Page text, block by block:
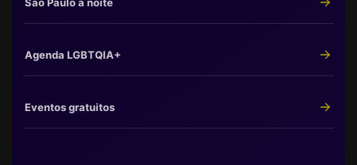
Agenda LGBTQIA+
Eventos gratuitos